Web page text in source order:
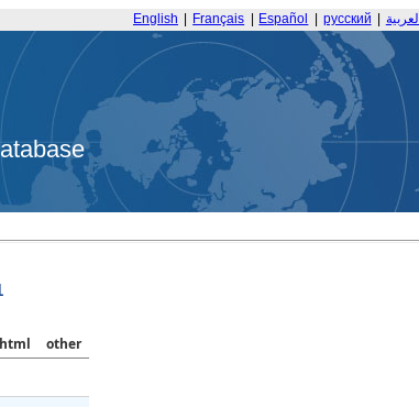
English Français Español русский العربية
html
other